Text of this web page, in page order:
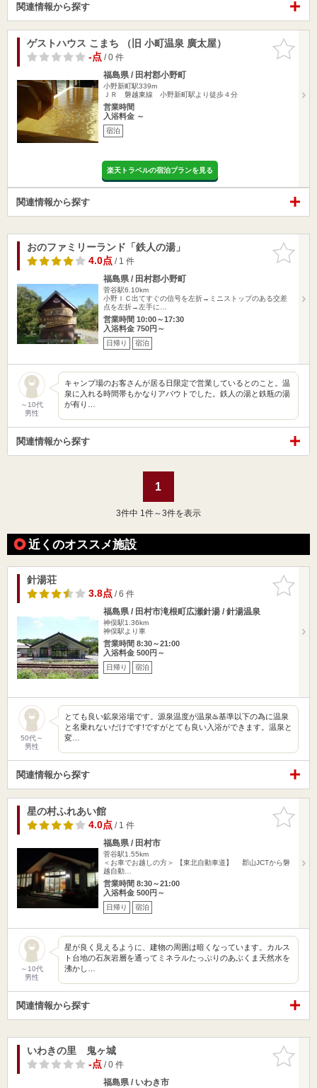
関連情報から探す
お気に入
りに追加
ゲストハウス こまち （旧 小町温泉 廣太屋）
-点/ 0 件
福島県 / 田村郡小野町
小野新町駅339m
ＪＲ 磐越東線 小野新町駅より徒歩４分
営業時間
入浴料金 ～
宿泊
楽天トラベルの宿泊プランを見る
関連情報から探す
お気に入
りに追加
おのファミリーランド「鉄人の湯」
4.0点/ 1 件
福島県 / 田村郡小野町
菅谷駅6.10km
小野ＩＣ出てすぐの信号を左折→ミニストップのある交差
点を左折→左手に…
営業時間 10:00～17:30
入浴料金 750円～
日帰り 宿泊
～10代
男性
キャンプ場のお客さんが居る日限定で営業しているとのこと。温
泉に入れる時間帯もかなりアバウトでした。鉄人の湯と鉄瓶の湯
が有り…
関連情報から探す
1
3件中 1件～3件を表示
近くのオススメ施設
お気に入
りに追加
針湯荘
3.8点/ 6 件
福島県 / 田村市滝根町広瀬針湯 / 針湯温泉
神俣駅1.36km
神俣駅より車
営業時間 8:30～21:00
入浴料金 500円～
日帰り 宿泊
50代～
男性
とても良い鉱泉浴場です。源泉温度が温泉♨️基準以下の為に温泉
と名乗れないだけです!ですがとても良い入浴ができます。温泉と
変…
関連情報から探す
お気に入
りに追加
星の村ふれあい館
4.0点/ 1 件
福島県 / 田村市
菅谷駅1.55km
＜お車でお越しの方＞ 【東北自動車道】 郡山JCTから磐
越自動…
営業時間 8:30～21:00
入浴料金 500円～
日帰り 宿泊
～10代
男性
星が良く見えるように、建物の周囲は暗くなっています。カルス
ト台地の石灰岩層を通ってミネラルたっぷりのあぶくま天然水を
沸かし…
関連情報から探す
お気に入
りに追加
いわきの里 鬼ヶ城
-点/ 0 件
福島県 / いわき市